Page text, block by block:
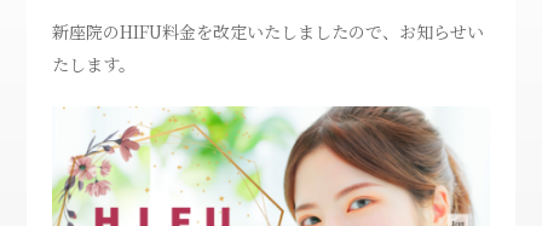
新座院のHIFU料金を改定いたしましたので、お知らせい
たします。